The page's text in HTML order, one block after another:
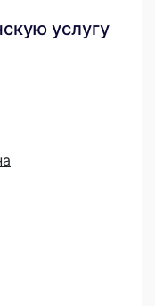
услугу